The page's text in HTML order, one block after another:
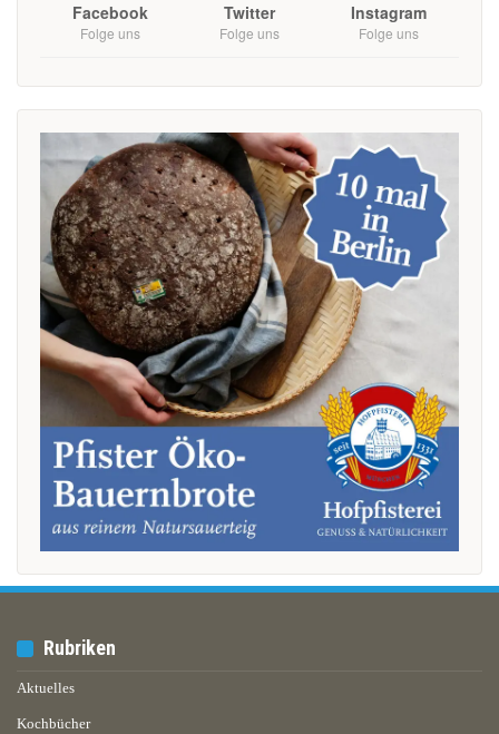
Facebook
Folge uns
Twitter
Folge uns
Instagram
Folge uns
Rubriken
Aktuelles
Kochbücher